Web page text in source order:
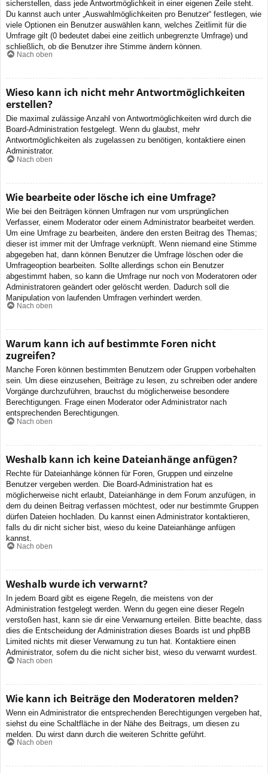
sicherstellen, dass jede Antwortmöglichkeit in einer eigenen Zeile steht.
Du kannst auch unter „Auswahlmöglichkeiten pro Benutzer“ festlegen, wie
viele Optionen ein Benutzer auswählen kann, welches Zeitlimit für die
Umfrage gilt (0 bedeutet dabei eine zeitlich unbegrenzte Umfrage) und
schließlich, ob die Benutzer ihre Stimme ändern können.
Nach oben
Wieso kann ich nicht mehr Antwortmöglichkeiten
erstellen?
Die maximal zulässige Anzahl von Antwortmöglichkeiten wird durch die
Board-Administration festgelegt. Wenn du glaubst, mehr
Antwortmöglichkeiten als zugelassen zu benötigen, kontaktiere einen
Administrator.
Nach oben
Wie bearbeite oder lösche ich eine Umfrage?
Wie bei den Beiträgen können Umfragen nur vom ursprünglichen
Verfasser, einem Moderator oder einem Administrator bearbeitet werden.
Um eine Umfrage zu bearbeiten, ändere den ersten Beitrag des Themas;
dieser ist immer mit der Umfrage verknüpft. Wenn niemand eine Stimme
abgegeben hat, dann können Benutzer die Umfrage löschen oder die
Umfrageoption bearbeiten. Sollte allerdings schon ein Benutzer
abgestimmt haben, so kann die Umfrage nur noch von Moderatoren oder
Administratoren geändert oder gelöscht werden. Dadurch soll die
Manipulation von laufenden Umfragen verhindert werden.
Nach oben
Warum kann ich auf bestimmte Foren nicht
zugreifen?
Manche Foren können bestimmten Benutzern oder Gruppen vorbehalten
sein. Um diese einzusehen, Beiträge zu lesen, zu schreiben oder andere
Vorgänge durchzuführen, brauchst du möglicherweise besondere
Berechtigungen. Frage einen Moderator oder Administrator nach
entsprechenden Berechtigungen.
Nach oben
Weshalb kann ich keine Dateianhänge anfügen?
Rechte für Dateianhänge können für Foren, Gruppen und einzelne
Benutzer vergeben werden. Die Board-Administration hat es
möglicherweise nicht erlaubt, Dateianhänge in dem Forum anzufügen, in
dem du deinen Beitrag verfassen möchtest, oder nur bestimmte Gruppen
dürfen Dateien hochladen. Du kannst einen Administrator kontaktieren,
falls du dir nicht sicher bist, wieso du keine Dateianhänge anfügen
kannst.
Nach oben
Weshalb wurde ich verwarnt?
In jedem Board gibt es eigene Regeln, die meistens von der
Administration festgelegt werden. Wenn du gegen eine dieser Regeln
verstoßen hast, kann sie dir eine Verwarnung erteilen. Bitte beachte, dass
dies die Entscheidung der Administration dieses Boards ist und phpBB
Limited nichts mit dieser Verwarnung zu tun hat. Kontaktiere einen
Administrator, sofern du die nicht sicher bist, wieso du verwarnt wurdest.
Nach oben
Wie kann ich Beiträge den Moderatoren melden?
Wenn ein Administrator die entsprechenden Berechtigungen vergeben hat,
siehst du eine Schaltfläche in der Nähe des Beitrags, um diesen zu
melden. Du wirst dann durch die weiteren Schritte geführt.
Nach oben